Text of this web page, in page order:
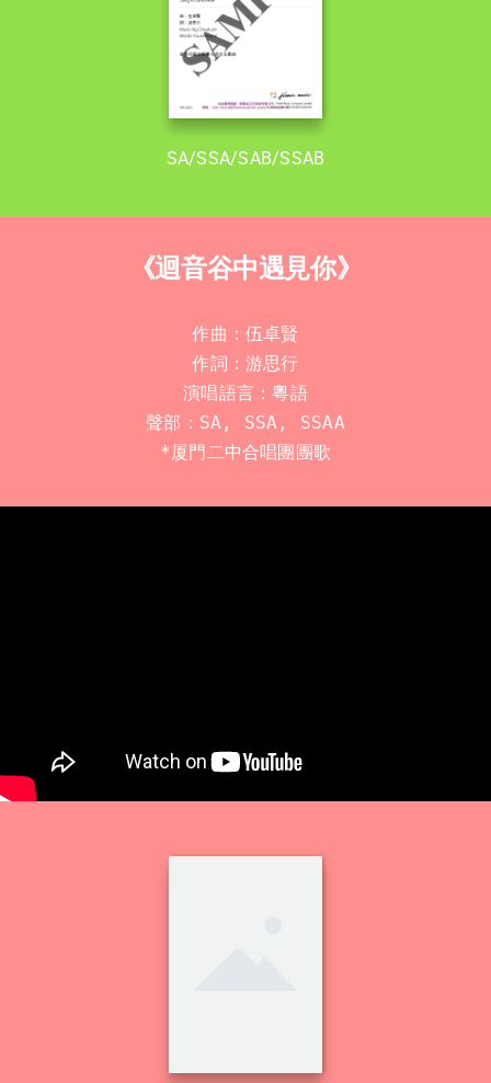
SA/SSA/SAB/SSAB
《迴音谷中遇見你》
作曲：伍卓賢
作詞：游思行
演唱語言：粵語
*厦門二中合唱團團歌